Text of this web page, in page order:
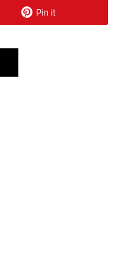
Pin it